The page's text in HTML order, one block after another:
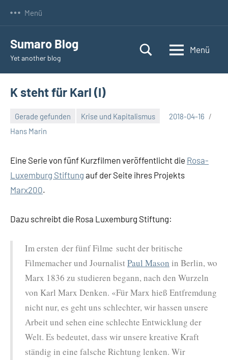
Menü
Sumaro Blog
Yet another blog
Menü
K steht für Karl (I)
Gerade gefunden Krise und Kapitalismus
2018-04-16
Hans Marin
Eine Serie von fünf Kurzfilmen veröffentlicht die Rosa-
Luxemburg Stiftung auf der Seite ihres Projekts
Marx200.
Dazu schreibt die Rosa Luxemburg Stiftung:
Im ersten der fünf Filme sucht der britische
Filmemacher und Journalist Paul Mason in Berlin, wo
Marx 1836 zu studieren begann, nach den Wurzeln
von Karl Marx Denken. «Für Marx hieß Entfremdung
nicht nur, es geht uns schlechter, wir hassen unsere
Arbeit und sehen eine schlechte Entwicklung der
Welt. Es bedeutet, dass wir unsere kreative Kraft
ständig in eine falsche Richtung lenken. Wir